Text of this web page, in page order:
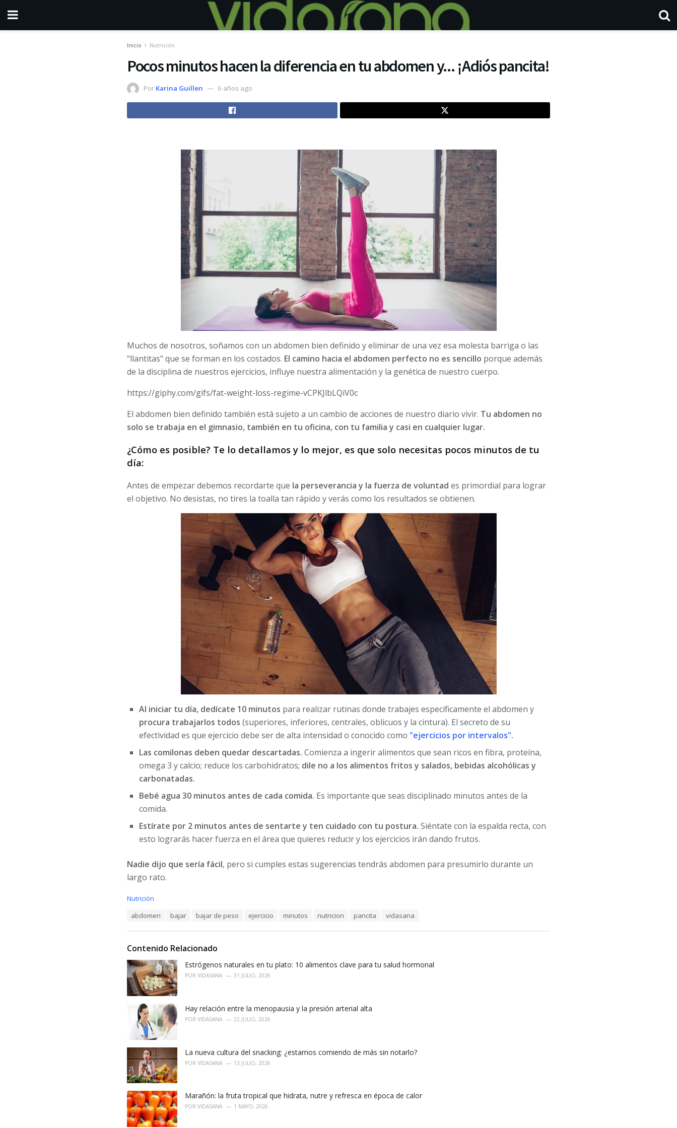
Inicio Nutrición
Pocos minutos hacen la diferencia en tu abdomen y... ¡Adiós pancita!
Por Karina Guillen 6 años ago
Muchos de nosotros, soñamos con un abdomen bien definido y eliminar de una vez esa molesta barriga o las
"llantitas" que se forman en los costados. El camino hacia el abdomen perfecto no es sencillo porque además
de la disciplina de nuestros ejercicios, influye nuestra alimentación y la genética de nuestro cuerpo.
https://giphy.com/gifs/fat-weight-loss-regime-vCPKJlbLQiV0c
El abdomen bien definido también está sujeto a un cambio de acciones de nuestro diario vivir. Tu abdomen no
solo se trabaja en el gimnasio, también en tu oficina, con tu familia y casi en cualquier lugar.
¿Cómo es posible? Te lo detallamos y lo mejor, es que solo necesitas pocos minutos de tu
día:
Antes de empezar debemos recordarte que la perseverancia y la fuerza de voluntad es primordial para lograr
el objetivo. No desistas, no tires la toalla tan rápido y verás como los resultados se obtienen.
Al iniciar tu día, dedícate 10 minutos para realizar rutinas donde trabajes específicamente el abdomen y
procura trabajarlos todos (superiores, inferiores, centrales, oblicuos y la cintura). El secreto de su
efectividad es que ejercicio debe ser de alta intensidad o conocido como "ejercicios por intervalos".
Las comilonas deben quedar descartadas. Comienza a ingerir alimentos que sean ricos en fibra, proteína,
omega 3 y calcio; reduce los carbohidratos; dile no a los alimentos fritos y salados, bebidas alcohólicas y
carbonatadas.
Bebé agua 30 minutos antes de cada comida. Es importante que seas disciplinado minutos antes de la
comida.
Estírate por 2 minutos antes de sentarte y ten cuidado con tu postura. Siéntate con la espalda recta, con
esto lograrás hacer fuerza en el área que quieres reducir y los ejercicios irán dando frutos.
Nadie dijo que sería fácil, pero si cumples estas sugerencias tendrás abdomen para presumirlo durante un
largo rato.
C
o
r
i
e
s
Nutrición
:
abdomen bajar bajar de peso ejercicio minutos nutricion pancita vidasana
Contenido Relacionado
Estrógenos naturales en tu plato: 10 alimentos clave para tu salud hormonal
POR VIDASANA 31 JULIO, 2026
Hay relación entre la menopausia y la presión arterial alta
POR VIDASANA 22 JULIO, 2026
La nueva cultura del snacking: ¿estamos comiendo de más sin notarlo?
POR VIDASANA 13 JULIO, 2026
Marañón: la fruta tropical que hidrata, nutre y refresca en época de calor
POR VIDASANA 1 MAYO, 2026